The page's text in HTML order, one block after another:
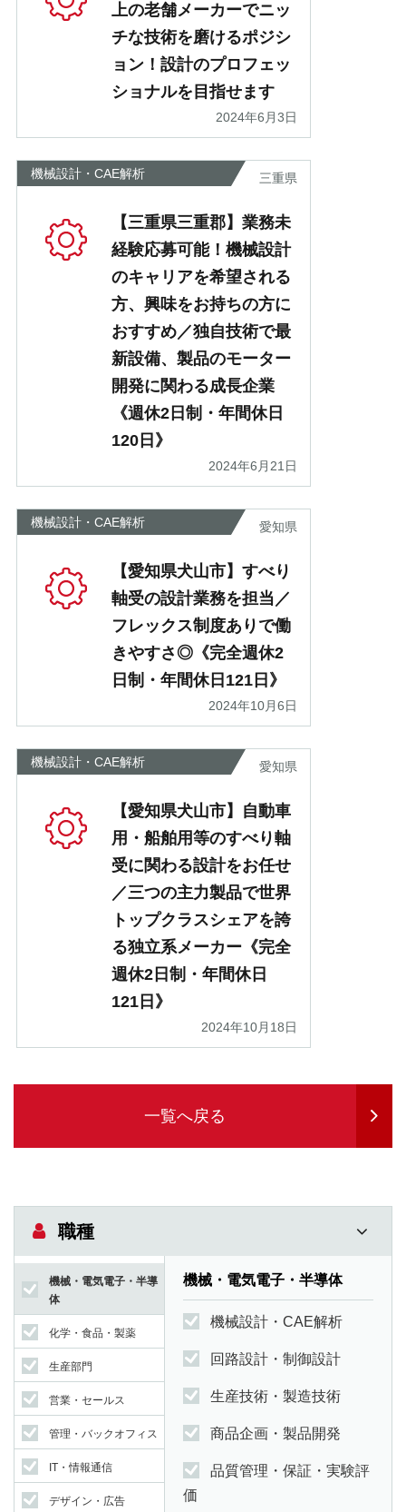
上の老舗メーカーでニッ
チな技術を磨けるポジシ
ョン！設計のプロフェッ
ショナルを目指せます
2024年6月3日
機械設計・CAE解析 三重県
【三重県三重郡】業務未
経験応募可能！機械設計
のキャリアを希望される
方、興味をお持ちの方に
おすすめ／独自技術で最
新設備、製品のモーター
開発に関わる成長企業
《週休2日制・年間休日
120日》
2024年6月21日
機械設計・CAE解析 愛知県
【愛知県犬山市】すべり
軸受の設計業務を担当／
フレックス制度ありで働
きやすさ◎《完全週休2
日制・年間休日121日》
2024年10月6日
機械設計・CAE解析 愛知県
【愛知県犬山市】自動車
用・船舶用等のすべり軸
受に関わる設計をお任せ
／三つの主力製品で世界
トップクラスシェアを誇
る独立系メーカー《完全
週休2日制・年間休日
121日》
2024年10月18日
一覧へ戻る
職種
機械・電気電子・半導
体
化学・食品・製薬
生産部門
営業・セールス
管理・バックオフィス
IT・情報通信
デザイン・広告
機械・電気電子・半導体
機械設計・CAE解析
回路設計・制御設計
生産技術・製造技術
商品企画・製品開発
品質管理・保証・実験評
価